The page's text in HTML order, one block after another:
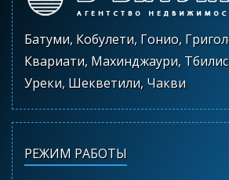
Батуми, Кобулети, Гонио,
Квариати, Махинджаури,
Уреки, Шекветили, Чакви
РЕЖИМ РАБОТЫ